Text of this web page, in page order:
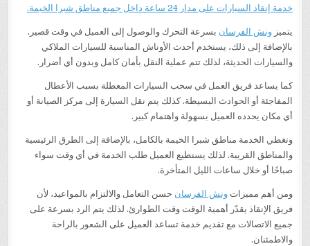
خدمة إنقاذ السيارات على مدار 24 ساعة داخل جميع مناطق شبرا الخيمة.
يتميزونش الفرسان بسرعة التحرك والوصول إلى العميل في وقت قصير.
بالإضافة إلى ذلك، يستخدم أحدث الأوناش المناسبة للسيارات الملاكي
والسيارات الحديثة، لذلك تتم عملية النقل بأمان كامل وبدون أي أضرار.
كما يساعد فريق العمل في سحب السيارات المعطلة بسبب الأعطال
المفاجئة أو الحوادث البسيطة. كذلك يتم نقل السيارة إلى مركز الصيانة أو
أي مكان يحدده العميل بسهولة واهتمام كبير.
وتغطي الخدمة مناطق شبرا الخيمة بالكامل، بالإضافة إلى الطرق الرئيسية
والمناطق القريبة. لذلك يستطيع العميل طلب الخدمة في أي وقت سواء
صباحًا أو خلال ساعات الليل المتأخرة.
ومن أهم مميزاتونش الفرسان حسن التعامل والالتزام بالمواعيد، لأن
فريق الإنقاذ يقدّر أهمية الوقت وقت الطوارئ. لذلك يتم الرد بسرعة على
جميع الاتصالات مع تقديم خدمة تساعد العميل على الشعور بالراحة
والاطمئنان.